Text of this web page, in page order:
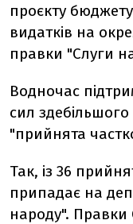
проєкту
видатків на
правки "Слуги
Водночас
сил
"прийнята
Так, із 36
припадає на
народу".